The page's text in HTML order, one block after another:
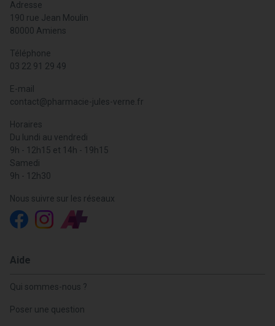
Adresse
190 rue Jean Moulin
80000 Amiens
Téléphone
03 22 91 29 49
E-mail
contact@pharmacie-jules-verne.fr
Horaires
Du lundi au vendredi
9h - 12h15 et 14h - 19h15
Samedi
9h - 12h30
Nous suivre sur les réseaux
Aide
Qui sommes-nous ?
Poser une question